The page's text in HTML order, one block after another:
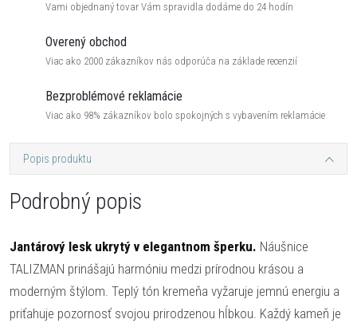
Vami objednaný tovar Vám spravidla dodáme do 24 hodín
Overený obchod
Viac ako 2000 zákazníkov nás odporúča na základe recenzií
Bezproblémové reklamácie
Viac ako 98% zákazníkov bolo spokojných s vybavením reklamácie
Popis produktu
Podrobný popis
Jantárový lesk ukrytý v elegantnom šperku. Náušnice
TALIZMAN prinášajú harmóniu medzi prírodnou krásou a
moderným štýlom. Teplý tón kremeňa vyžaruje jemnú energiu a
priťahuje pozornosť svojou prirodzenou hĺbkou. Každý kameň je